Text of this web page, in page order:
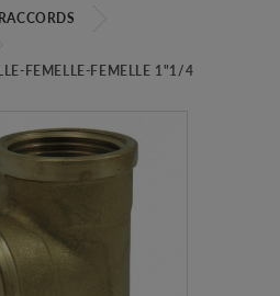
RACCORDS
FEMELLE-FEMELLE 1"1/4